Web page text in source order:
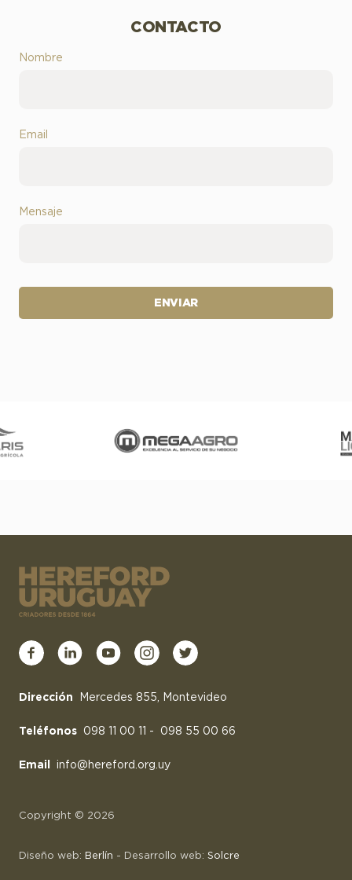
CONTACTO
Nombre
Email
Mensaje
ENVIAR
Dirección Mercedes 855, Montevideo
Teléfonos 098 11 00 11 - 098 55 00 66
Email info@hereford.org.uy
Copyright © 2026
Diseño web: Berlín - Desarrollo web: Solcre